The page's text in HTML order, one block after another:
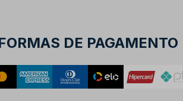
DE PAGAMENTO